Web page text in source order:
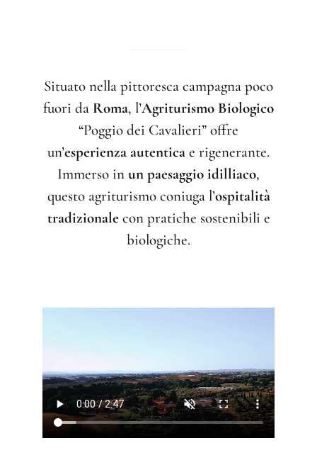
Situato nella pittoresca campagna poco
fuori da Roma, l’Agriturismo Biologico
“Poggio dei Cavalieri” offre
un’esperienza autentica e rigenerante.
Immerso in un paesaggio idilliaco,
questo agriturismo coniuga l’ospitalità
tradizionale con pratiche sostenibili e
biologiche.